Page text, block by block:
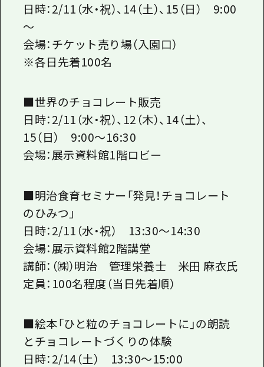
日時：2/11（水・祝）、14（土）、15（日） 9:00
～
会場：チケット売り場（入園口）
※各日先着100名
■世界のチョコレート販売
日時：2/11（水・祝）、12（木）、14（土）、
15（日） 9:00～16:30
会場：展示資料館1階ロビー
■明治食育セミナー「発見！チョコレート
のひみつ」
日時：2/11（水・祝） 13:30～14:30
会場：展示資料館2階講堂
講師：（㈱）明治 管理栄養士 米田 麻衣氏
定員：100名程度（当日先着順）
■絵本「ひと粒のチョコレートに」の朗読
とチョコレートづくりの体験
日時：2/14（土） 13:30～15:00